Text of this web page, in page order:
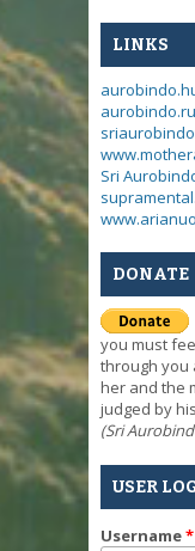
LINKS
aurobindo.ru
Sri
DONATE
you must
through you
her and the
judged by
(Sri
USER
Username*